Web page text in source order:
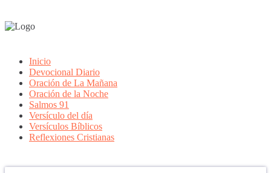
Inicio
Devocional Diario
Oración de La Mañana
Oración de la Noche
Salmos 91
Versículo del día
Versículos Bíblicos
Reflexiones Cristianas